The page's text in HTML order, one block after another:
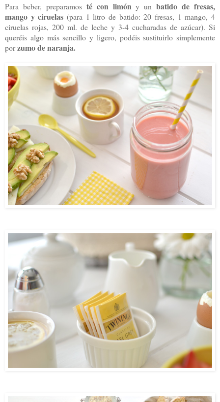
Para beber, preparamos té con limóny unbatido de fresas,
mango y ciruelas (para 1 litro de batido: 20 fresas, 1 mango, 4
ciruelas rojas, 200 ml. de leche y 3-4 cucharadas de azúcar). Si
queréis algo más sencillo y ligero, podéis sustituirlo simplemente
porzumo de naranja.